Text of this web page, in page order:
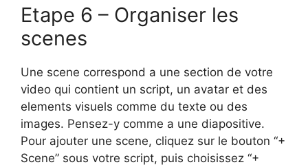
Etape 6 – Organiser les
scenes
Une scene correspond a une section de votre
video qui contient un script, un avatar et des
elements visuels comme du texte ou des
images. Pensez-y comme a une diapositive.
Pour ajouter une scene, cliquez sur le bouton “+
Scene” sous votre script, puis choisissez “+